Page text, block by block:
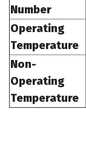
Number
Operating
Temperature
Non-
Operating
Temperature